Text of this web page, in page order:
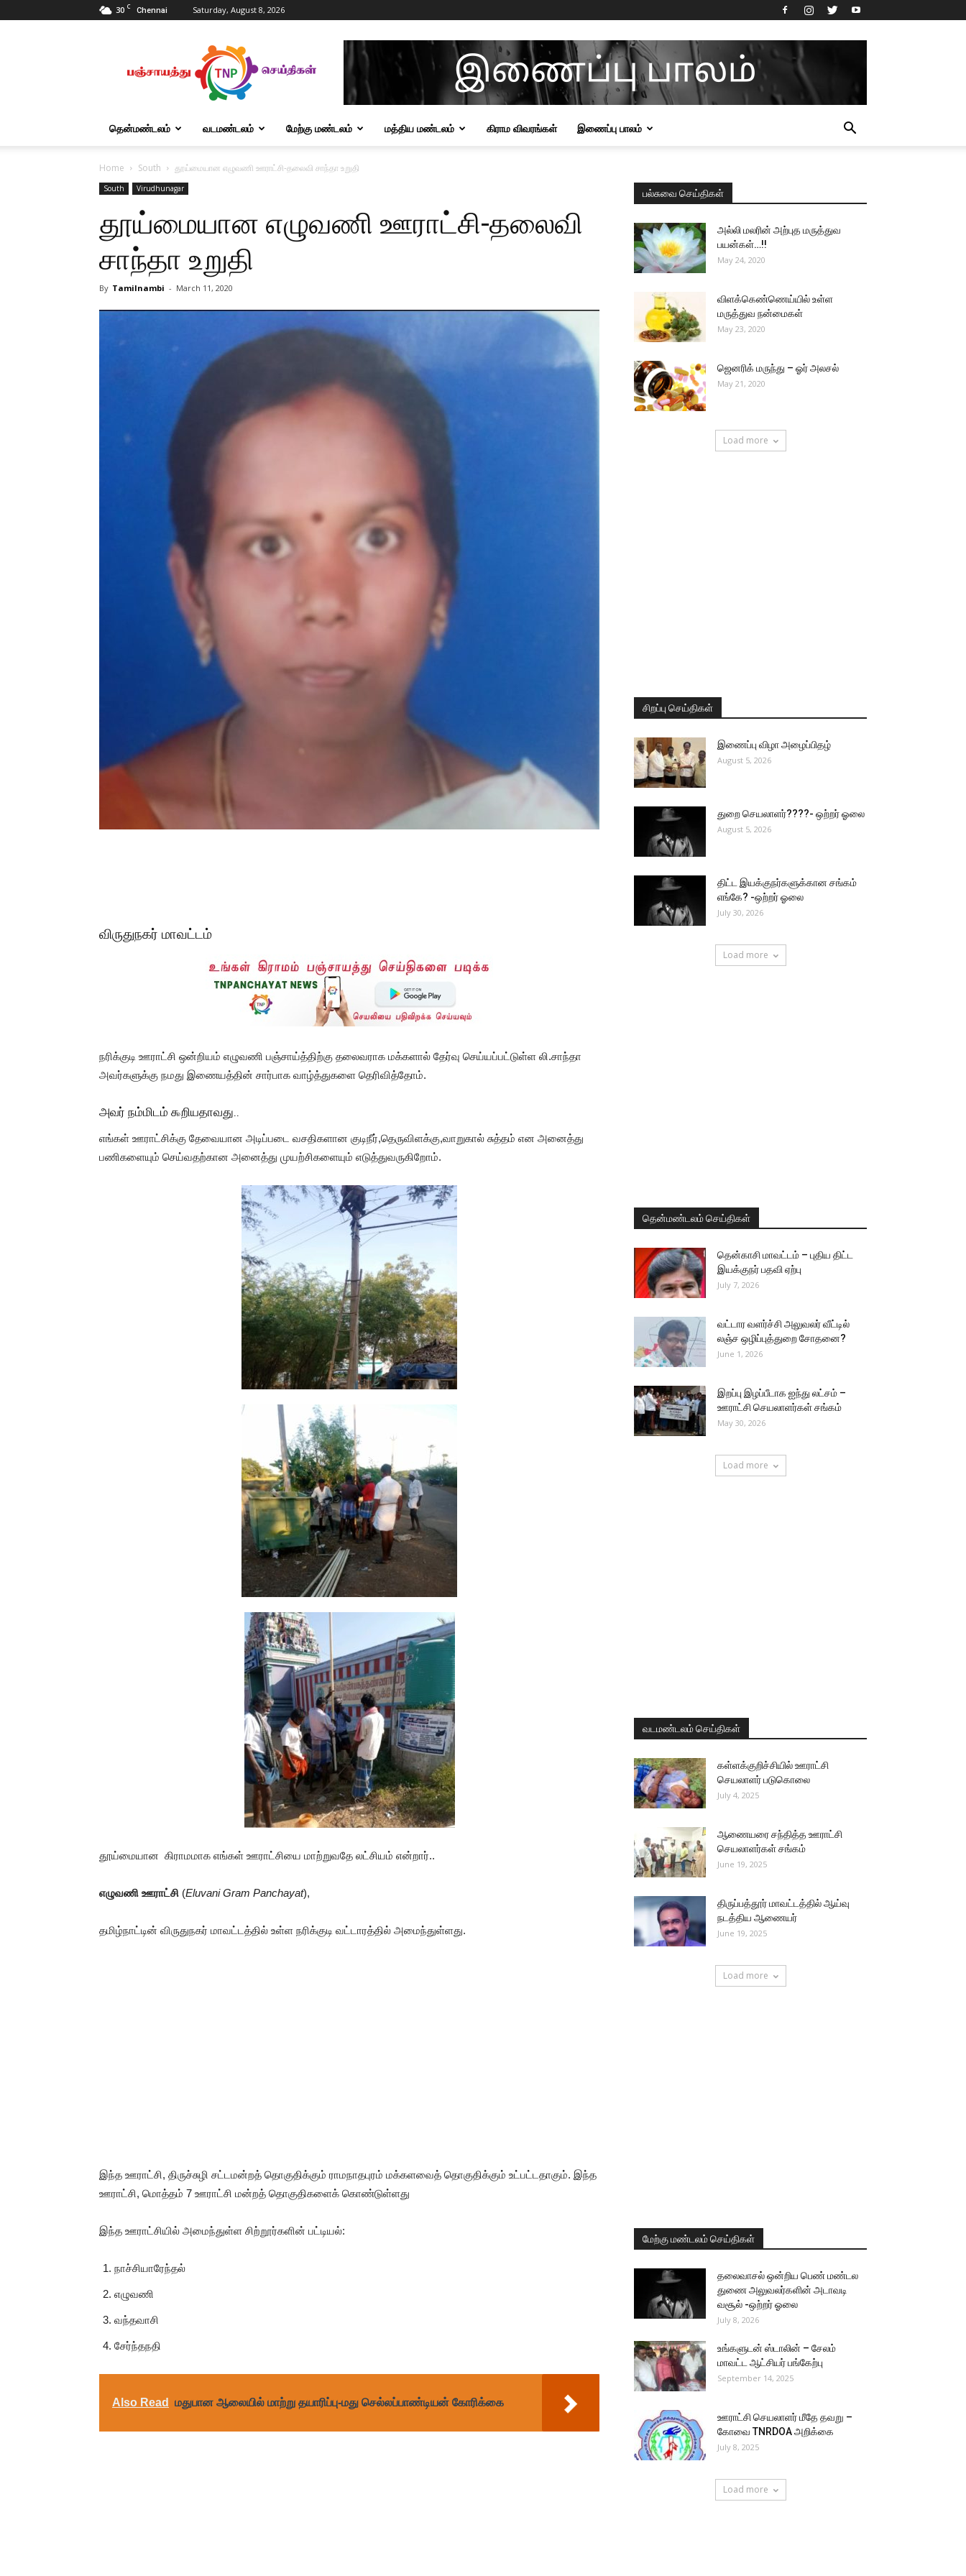
30 C Chennai Saturday, August 8, 2026
Tnpanchayat
தென்மண்டலம் வடமண்டலம் மேற்கு மண்டலம் மத்திய மண்டலம் கிராம விவரங்கள் இணைப்பு பாலம்
Home South தூய்மையான எழுவணி ஊராட்சி-தலைவி சாந்தா உறுதி
South Virudhunagar
தூய்மையான எழுவணி ஊராட்சி-தலைவி
சாந்தா உறுதி
By Tamilnambi - March 11, 2020
விருதுநகர் மாவட்டம்
நரிக்குடி ஊராட்சி ஒன்றியம் எழுவணி பஞ்சாய்த்திற்கு தலைவராக மக்களால் தேர்வு செய்யப்பட்டுள்ள லி.சாந்தா
அவர்களுக்கு நமது இணையத்தின் சார்பாக வாழ்த்துகளை தெரிவித்தோம்.
அவர் நம்மிடம் ௯றியதாவது..
எங்கள் ஊராட்சிக்கு தேவையான அடிப்படை வசதிகளான குடிநீர்,தெருவிளக்கு,வாறுகால் சுத்தம் என அனைத்து
பணிகளையும் செய்வதற்கான அனைத்து முயற்சிகளையும் எடுத்துவருகிறோம்.
தூய்மையான கிராமமாக எங்கள் ஊராட்சியை மாற்றுவதே லட்சியம் என்றார்..
எழுவணி ஊராட்சி (Eluvani Gram Panchayat),
தமிழ்நாட்டின் விருதுநகர் மாவட்டத்தில் உள்ள நரிக்குடி வட்டாரத்தில் அமைந்துள்ளது.
இந்த ஊராட்சி, திருச்சுழி சட்டமன்றத் தொகுதிக்கும் ராமநாதபுரம் மக்களவைத் தொகுதிக்கும் உட்பட்டதாகும். இந்த
ஊராட்சி, மொத்தம் 7 ஊராட்சி மன்றத் தொகுதிகளைக் கொண்டுள்ளது
இந்த ஊராட்சியில் அமைந்துள்ள சிற்றூர்களின் பட்டியல்:
நாச்சியாரேந்தல்
எழுவணி
வந்தவாசி
சேர்ந்தநதி
Also Read மதுபான ஆலையில் மாற்று தயாரிப்பு-மது செல்லப்பாண்டியன் கோரிக்கை
பல்சுவை செய்திகள்
அல்லி மலரின் அற்புத மருத்துவ
பயன்கள்…!!
May 24, 2020
விளக்கெண்ணெய்யில் உள்ள
மருத்துவ நன்மைகள்
May 23, 2020
ஜெனரிக் மருந்து – ஓர் அலசல்
May 21, 2020
Load more
சிறப்பு செய்திகள்
இணைப்பு விழா அழைப்பிதழ்
August 5, 2026
துறை செயலாளர்????- ஒற்றர் ஓலை
August 5, 2026
திட்ட இயக்குநர்களுக்கான சங்கம்
எங்கே? -ஒற்றர் ஓலை
July 30, 2026
Load more
தென்மண்டலம் செய்திகள்
தென்காசி மாவட்டம் – புதிய திட்ட
இயக்குநர் பதவி ஏற்பு
July 7, 2026
வட்டார வளர்ச்சி அலுவலர் வீட்டில்
லஞ்ச ஒழிப்புத்துறை சோதனை?
June 1, 2026
இறப்பு இழப்பீடாக ஐந்து லட்சம் –
ஊராட்சி செயலாளர்கள் சங்கம்
May 30, 2026
Load more
வடமண்டலம் செய்திகள்
கள்ளக்குறிச்சியில் ஊராட்சி
செயலாளர் படுகொலை
July 4, 2025
ஆணையரை சந்தித்த ஊராட்சி
செயலாளர்கள் சங்கம்
June 19, 2025
திருப்பத்தூர் மாவட்டத்தில் ஆய்வு
நடத்திய ஆணையர்
June 19, 2025
Load more
மேற்கு மண்டலம் செய்திகள்
தலைவாசல் ஒன்றிய பெண் மண்டல
துணை அலுவலர்களின் அடாவடி
வசூல் -ஒற்றர் ஓலை
July 8, 2026
உங்களுடன் ஸ்டாலின் – சேலம்
மாவட்ட ஆட்சியர் பங்கேற்பு
September 14, 2025
ஊராட்சி செயலாளர் மீதே தவறு –
கோவை TNRDOA அறிக்கை
July 8, 2025
Load more